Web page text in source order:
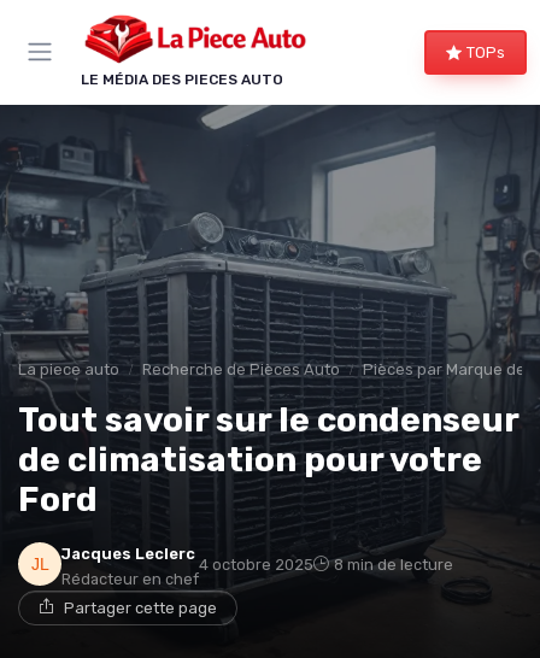
LE MÉDIA DES PIECES AUTO
TOPs
La piece auto Recherche de Pièces Auto Pièces par Marque de
Tout savoir sur le condenseur
de climatisation pour votre
Ford
Jacques Leclerc
Rédacteur en chef
4 octobre 2025 8 min de lecture
Partager cette page
Panneau de gestion des cookies